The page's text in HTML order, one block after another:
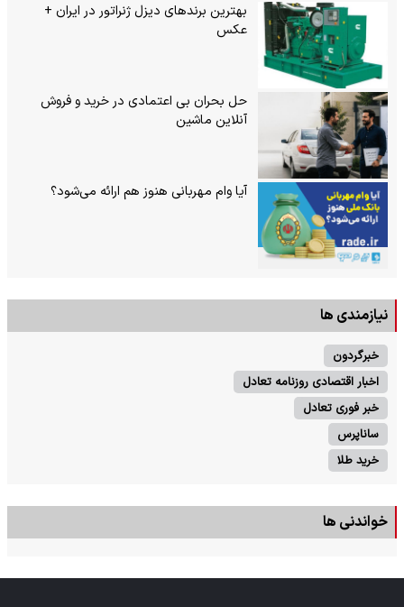
بهترین برندهای دیزل ژنراتور در ایران +
عکس
حل بحران بی‌ اعتمادی در خرید و فروش
آنلاین ماشین
آیا وام مهربانی هنوز هم ارائه می‌شود؟
نیازمندی ها
خبرگردون
اخبار اقتصادی روزنامه تعادل
خبر فوری تعادل
ساناپرس
خرید طلا
خواندنی ها